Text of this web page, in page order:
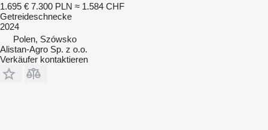
1.695 € 7.300 PLN ≈ 1.584 CHF
Getreideschnecke
2024
Polen, Szówsko
Alistan-Agro Sp. z o.o.
Verkäufer kontaktieren